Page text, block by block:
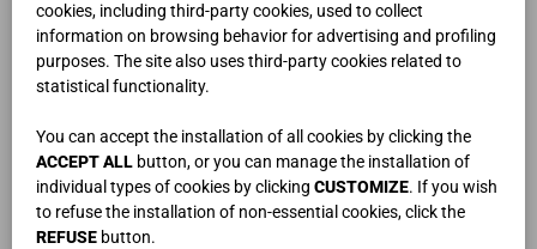
cookies, including third-party cookies, used to collect
information on browsing behavior for advertising and profiling
purposes. The site also uses third-party cookies related to
statistical functionality.
You can accept the installation of all cookies by clicking the
ACCEPT ALL button, or you can manage the installation of
individual types of cookies by clicking CUSTOMIZE. If you wish
to refuse the installation of non-essential cookies, click the
REFUSE button.